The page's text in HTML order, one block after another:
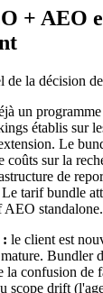
+ AEO
de la décision
un
établis sur
Le
coûts sur la
de
tarif bundle
AEO standalone.
: le client est
Bundler
la confusion de
scope drift